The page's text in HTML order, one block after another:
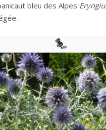
bleu des Alpes